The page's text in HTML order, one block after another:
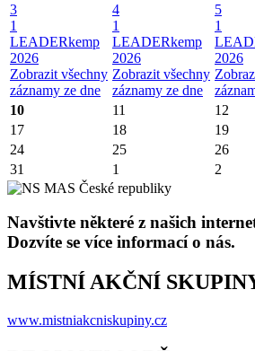
3
1
LEADERkemp
2026
Zobrazit všechny
záznamy ze dne
4
1
LEADERkemp
2026
Zobrazit všechny
záznamy ze dne
5
1
2026
10 11 12
17
18 19
24
25 26
31
1 2
Navštivte některé z našich
Dozvíte se více informací o nás.
MÍSTNÍ AKČNÍ
www.mistniakcniskupiny.cz